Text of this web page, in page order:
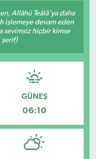
Allâhü Teâlâ'ya daha
işlemeye devam eden
sevimsiz hiçbir kimse
şerif)
GÜNEŞ
06:10